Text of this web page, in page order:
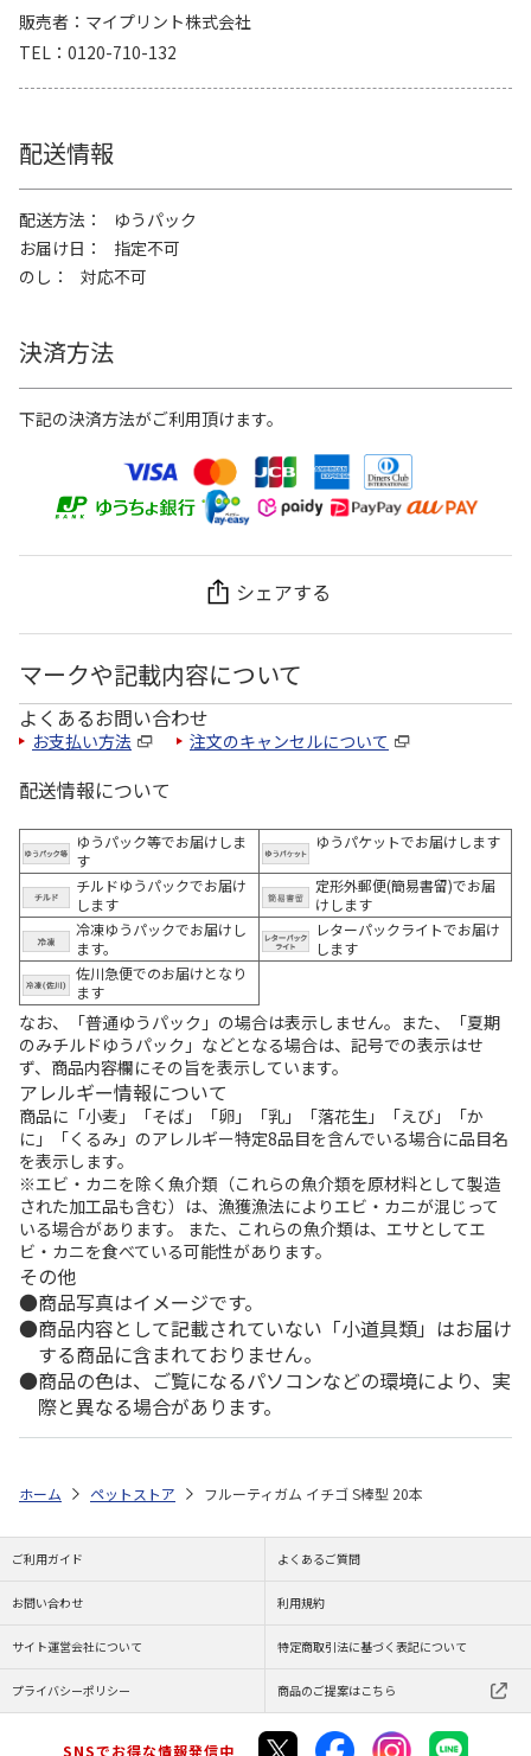
販売者
マイプリント株式会社
TEL
0120-710-132
配送情報
配送方法
ゆうパック
お届け日
指定不可
のし
対応不可
決済方法
下記の決済方法がご利用頂けます。
シェアする
マークや記載内容について
よくあるお問い合わせ
お支払い方法 注文のキャンセルについて
配送情報について
ゆうパック等でお届けしま
す
ゆうパケットでお届けします
チルドゆうパックでお届け
します
定形外郵便(簡易書留)でお届
けします
冷凍ゆうパックでお届けし
ます。
レターパックライトでお届け
します
佐川急便でのお届けとなり
ます
なお、「普通ゆうパック」の場合は表示しません。また、「夏期
のみチルドゆうパック」などとなる場合は、記号での表示はせ
ず、商品内容欄にその旨を表示しています。
アレルギー情報について
商品に「小麦」「そば」「卵」「乳」「落花生」「えび」「か
に」「くるみ」のアレルギー特定8品目を含んでいる場合に品目名
を表示します。
※エビ・カニを除く魚介類（これらの魚介類を原材料として製造
された加工品も含む）は、漁獲漁法によりエビ・カニが混じって
いる場合があります。 また、これらの魚介類は、エサとしてエ
ビ・カニを食べている可能性があります。
その他
商品写真はイメージです。
商品内容として記載されていない「小道具類」はお届け
する商品に含まれておりません。
商品の色は、ご覧になるパソコンなどの環境により、実
際と異なる場合があります。
ホーム ペットストア フルーティガム イチゴ S棒型 20本
ご利用ガイド よくあるご質問
お問い合わせ 利用規約
サイト運営会社について 特定商取引法に基づく表記について
プライバシーポリシー 商品のご提案はこちら
SNSでお得な情報発信中